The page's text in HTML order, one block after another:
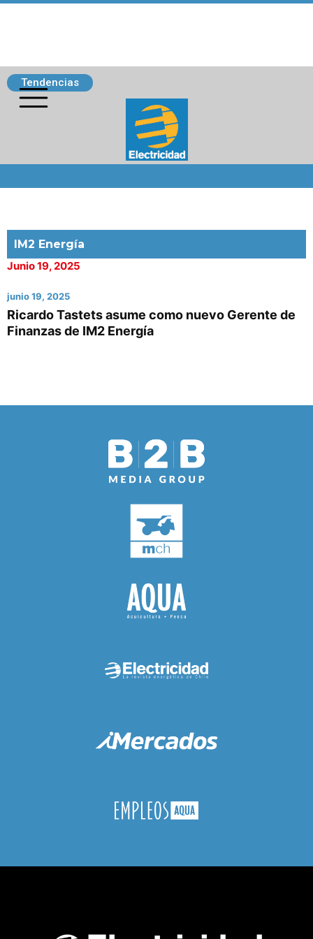
Tendencias
IM2 Energía
Junio 19, 2025
junio 19, 2025
Ricardo Tastets asume como nuevo Gerente de
Finanzas de IM2 Energía